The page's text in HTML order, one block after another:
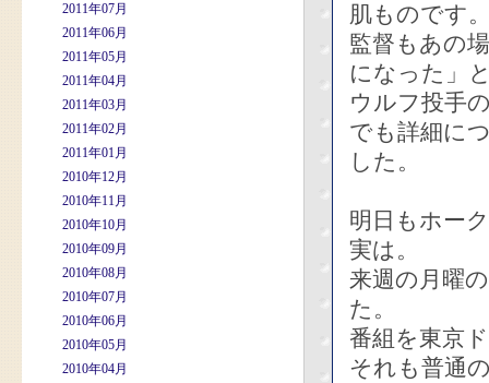
2011年07月
2011年06月
2011年05月
2011年04月
2011年03月
2011年02月
2011年01月
2010年12月
2010年11月
2010年10月
2010年09月
2010年08月
2010年07月
2010年06月
2010年05月
2010年04月
肌ものです
監督もあの
になった」
ウルフ投手
でも詳細に
した。
明日もホー
実は。
来週の月曜
た。
番組を東京
それも普通